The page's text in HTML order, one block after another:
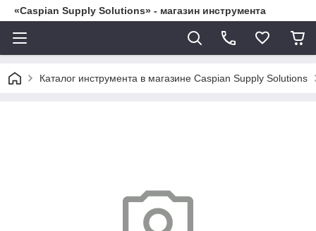
«Caspian Supply Solutions» - магазин инструмента
Каталог инструмента в магазине Caspian Supply Solutions